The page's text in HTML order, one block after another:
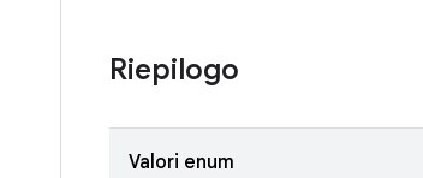
Riepilogo
Valori enum